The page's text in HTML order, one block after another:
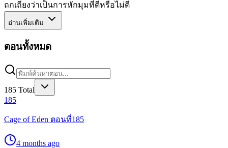
ถกเถียงว่าเป็นการหักมุมที่ดีหรือไม่ดี
อ่านเพิ่มเติม
ตอนทั้งหมด
185 Total
185
Cage of Eden ตอนที่185
4 months ago